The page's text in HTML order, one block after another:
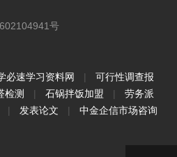
号
必速学习资料网 |
可行性调查报
检测 | 石锅拌饭加盟 |
劳务派
| 发表论文 |
中金企信市场咨询